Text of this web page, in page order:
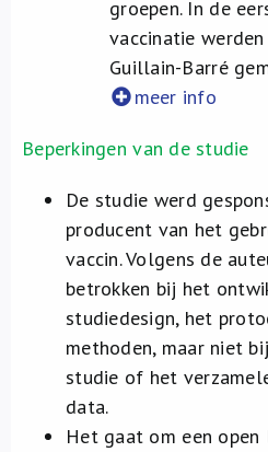
groepen. In de
vaccinatie
Guillain-Barré
meer info
Beperkingen van de studie
De studie werd
producent van het
vaccin. Volgens de
betrokken bij het
studiedesign, het
methoden, maar niet
studie of het
data.
Het gaat om een